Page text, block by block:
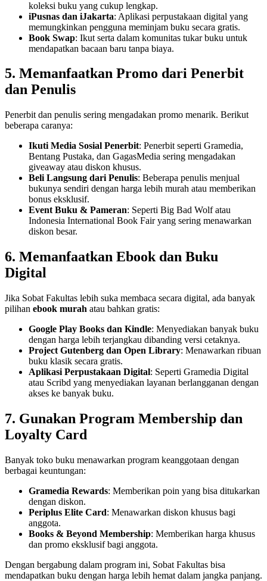
koleksi buku yang cukup lengkap.
iPusnas dan iJakarta: Aplikasi perpustakaan digital yang
memungkinkan pengguna meminjam buku secara gratis.
Book Swap: Ikut serta dalam komunitas tukar buku untuk
mendapatkan bacaan baru tanpa biaya.
5. Memanfaatkan Promo dari Penerbit
dan Penulis
Penerbit dan penulis sering mengadakan promo menarik. Berikut
beberapa caranya:
Ikuti Media Sosial Penerbit: Penerbit seperti Gramedia,
Bentang Pustaka, dan GagasMedia sering mengadakan
giveaway atau diskon khusus.
Beli Langsung dari Penulis: Beberapa penulis menjual
bukunya sendiri dengan harga lebih murah atau memberikan
bonus eksklusif.
Event Buku & Pameran: Seperti Big Bad Wolf atau
Indonesia International Book Fair yang sering menawarkan
diskon besar.
6. Memanfaatkan Ebook dan Buku
Digital
Jika Sobat Fakultas lebih suka membaca secara digital, ada banyak
pilihan ebook murah atau bahkan gratis:
Google Play Books dan Kindle: Menyediakan banyak buku
dengan harga lebih terjangkau dibanding versi cetaknya.
Project Gutenberg dan Open Library: Menawarkan ribuan
buku klasik secara gratis.
Aplikasi Perpustakaan Digital: Seperti Gramedia Digital
atau Scribd yang menyediakan layanan berlangganan dengan
akses ke banyak buku.
7. Gunakan Program Membership dan
Loyalty Card
Banyak toko buku menawarkan program keanggotaan dengan
berbagai keuntungan:
Gramedia Rewards: Memberikan poin yang bisa ditukarkan
dengan diskon.
Periplus Elite Card: Menawarkan diskon khusus bagi
anggota.
Books & Beyond Membership: Memberikan harga khusus
dan promo eksklusif bagi anggota.
Dengan bergabung dalam program ini, Sobat Fakultas bisa
mendapatkan buku dengan harga lebih hemat dalam jangka panjang.